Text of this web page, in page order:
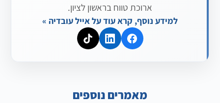
ארוכת טווח בראשון לציון.
למידע נוסף, קרא עוד על אייל עובדיה »
מאמרים נוספים